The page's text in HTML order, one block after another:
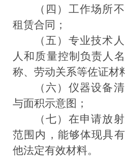
（四）工作场所
租赁合同；
（五）专业技术
人和质量控制负责人
称、劳动关系等佐证材
（六）仪器设备
与面积示意图；
（七）在申请放
范围内，能够体现具
他法定有效材料。